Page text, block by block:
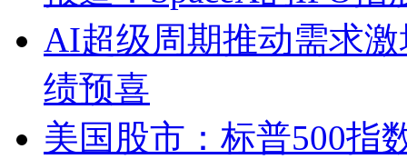
AI超级周期推动需求
绩预喜
美国股市：标普500指